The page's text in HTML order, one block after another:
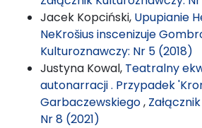
Jacek Kopciński, Upupianie
NeKrošius inscenizuje
Kulturoznawczy: Nr 5 (2018)
Justyna Kowal, Teatralny
autonarracji . Przypadek
Garbaczewskiego,
Nr 8 (2021)